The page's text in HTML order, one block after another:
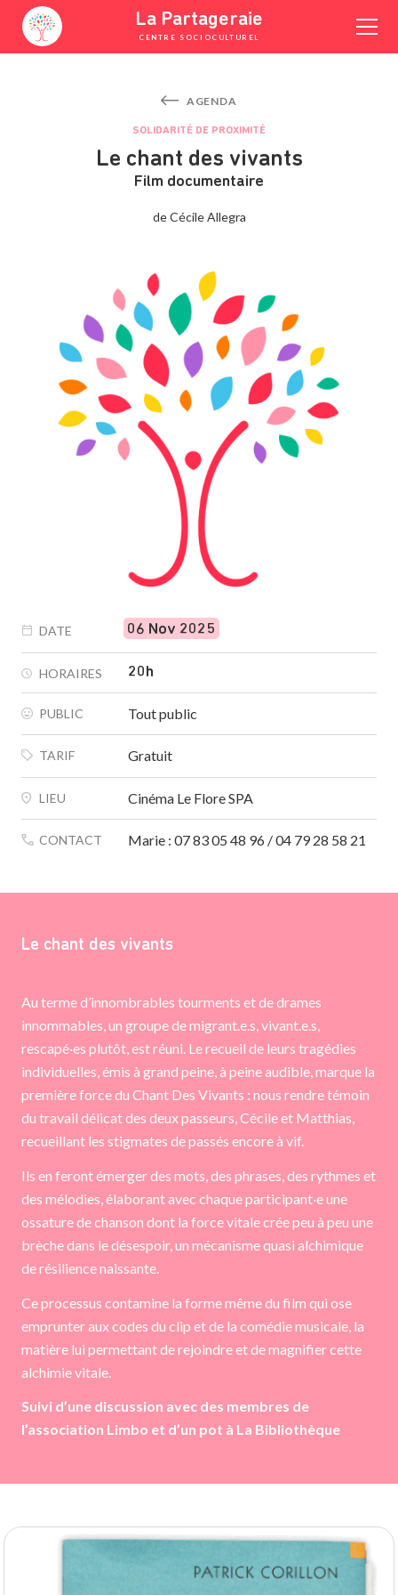
content
La Partageraie
CENTRE SOCIOCULTUREL
AGENDA
SOLIDARITÉ DE PROXIMITÉ
Le chant des vivants
Film documentaire
de Cécile Allegra
DATE 06 Nov 2025
HORAIRES 20h
PUBLIC Tout public
TARIF Gratuit
LIEU Cinéma Le Flore SPA
CONTACT Marie : 07 83 05 48 96 / 04 79 28 58 21
Le chant des vivants
Au terme d’innombrables tourments et de drames
innommables, un groupe de migrant.e.s, vivant.e.s,
rescapé·es plutôt, est réuni. Le recueil de leurs tragédies
individuelles, émis à grand peine, à peine audible, marque la
première force du Chant Des Vivants : nous rendre témoin
du travail délicat des deux passeurs, Cécile et Matthias,
recueillant les stigmates de passés encore à vif.
Ils en feront émerger des mots, des phrases, des rythmes et
des mélodies, élaborant avec chaque participant·e une
ossature de chanson dont la force vitale crée peu à peu une
brèche dans le désespoir, un mécanisme quasi alchimique
de résilience naissante.
Ce processus contamine la forme même du film qui ose
emprunter aux codes du clip et de la comédie musicale, la
matière lui permettant de rejoindre et de magnifier cette
alchimie vitale.
Suivi d’une discussion avec des membres de
l’association Limbo et d’un pot à La Bibliothèque